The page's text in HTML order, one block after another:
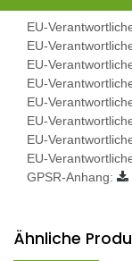
EU-
EU-
EU-
EU-
EU-
EU-
EU-
EU-
GPSR-Anhang:
Ähnliche